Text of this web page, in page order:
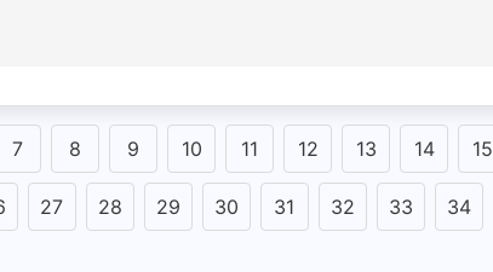
7 8 9 10 11 12 13 14 15
27 28 29 30 31 32 33 34